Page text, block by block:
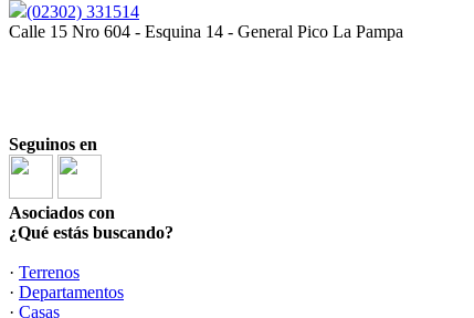
(02302) 331514
Calle 15 Nro 604 - Esquina 14 - General Pico La Pampa
Seguinos en
Asociados con
¿Qué estás buscando?
· Terrenos
· Departamentos
· Casas